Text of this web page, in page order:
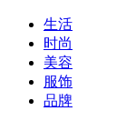
生活
时尚
美容
服饰
品牌